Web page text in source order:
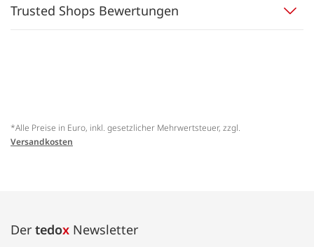
Trusted Shops Bewertungen
*Alle Preise in Euro, inkl. gesetzlicher Mehrwertsteuer, zzgl.
Versandkosten
Der tedox Newsletter